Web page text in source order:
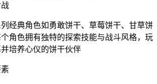
经典角色如勇敢饼干、草莓饼干、甘草饼
角色拥有独特的探索技能与战斗风格，玩
培养心仪的饼干伙伴